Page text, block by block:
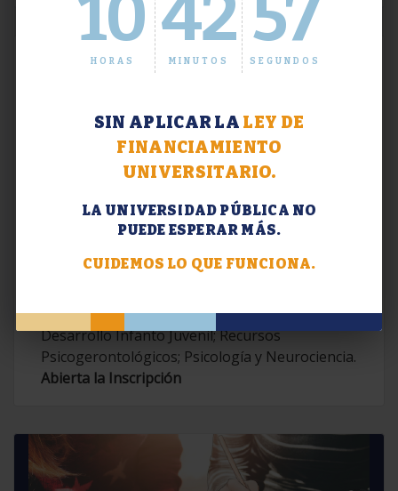
10
HORAS
42
MINUTOS
58
SEGUNDOS
SIN APLICAR LA LEY DE
FINANCIAMIENTO
UNIVERSITARIO.
LA UNIVERSIDAD PÚBLICA NO
PUEDE ESPERAR MÁS.
CUIDEMOS LO QUE FUNCIONA.
Extensión. Diplomaturas 2026.
Contemporáneas; Problemáticas en el
Desarrollo Infanto Juvenil; Recursos
Psicogerontológicos; Psicología y Neurociencia.
Abierta la Inscripción